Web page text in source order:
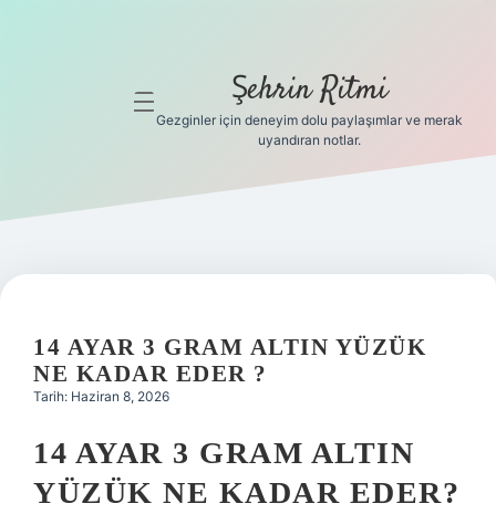
Gizlilik
Hakkımızda
Hakkımızda
menüyü
Şehrin Ritmi
Gezginler için deneyim dolu paylaşımlar ve merak
uyandıran notlar.
14 AYAR 3 GRAM ALTIN YÜZÜK
NE KADAR EDER ?
Tarih: Haziran 8, 2026
14 AYAR 3 GRAM ALTIN
YÜZÜK NE KADAR EDER?